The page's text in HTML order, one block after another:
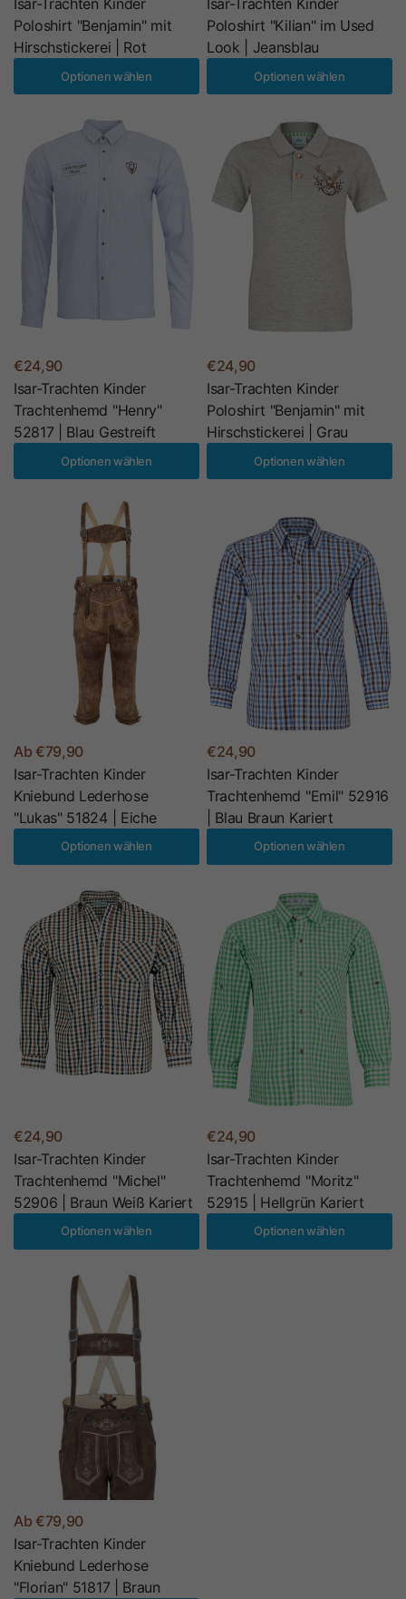
Isar-Trachten Kinder
Poloshirt "Benjamin" mit
Hirschstickerei | Rot
Optionen wählen
Isar-Trachten Kinder
Poloshirt "Kilian" im Used
Look | Jeansblau
Optionen wählen
€24,90
Isar-Trachten Kinder
Trachtenhemd "Henry"
52817 | Blau Gestreift
Optionen wählen
€24,90
Isar-Trachten Kinder
Poloshirt "Benjamin" mit
Hirschstickerei | Grau
Optionen wählen
Ab €79,90
Isar-Trachten Kinder
Kniebund Lederhose
"Lukas" 51824 | Eiche
Optionen wählen
€24,90
Isar-Trachten Kinder
Trachtenhemd "Emil" 52916
| Blau Braun Kariert
Optionen wählen
€24,90
Isar-Trachten Kinder
Trachtenhemd "Michel"
52906 | Braun Weiß Kariert
Optionen wählen
€24,90
Isar-Trachten Kinder
Trachtenhemd "Moritz"
52915 | Hellgrün Kariert
Optionen wählen
Ab €79,90
Isar-Trachten Kinder
Kniebund Lederhose
"Florian" 51817 | Braun